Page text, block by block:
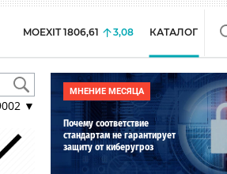
MOEXIT 1806,61 3,08 КАТАЛОГ
▼
МНЕНИЕ МЕСЯЦА
Почему соответствие
стандартам не гарантирует
защиту от киберугроз